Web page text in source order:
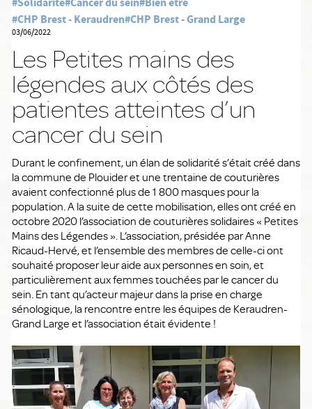
#CHP Brest - Keraudren#CHP Brest - Grand Large
03/06/2022
Les Petites mains des
légendes aux côtés des
patientes atteintes d’un
cancer du sein
Durant le confinement, un élan de solidarité s’était créé dans
la commune de Plouider et une trentaine de couturières
avaient confectionné plus de 1 800 masques pour la
population. A la suite de cette mobilisation, elles ont créé en
octobre 2020 l’association de couturières solidaires « Petites
Mains des Légendes ». L’association, présidée par Anne
Ricaud-Hervé, et l’ensemble des membres de celle-ci ont
souhaité proposer leur aide aux personnes en soin, et
particulièrement aux femmes touchées par le cancer du
sein. En tant qu’acteur majeur dans la prise en charge
sénologique, la rencontre entre les équipes de Keraudren-
Grand Large et l’association était évidente !